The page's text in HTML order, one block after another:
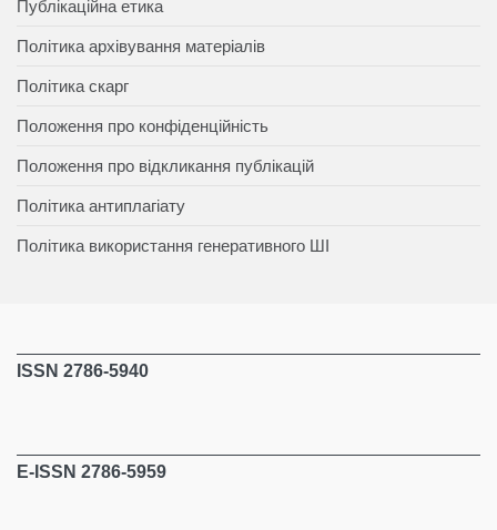
Публікаційна етика
Політика архівування матеріалів
Політика скарг
Положення про конфіденційність
Положення про відкликання публікацій
Політика антиплагіату
Політика використання генеративного ШІ
ISSN 2786-5940
E-ISSN 2786-5959